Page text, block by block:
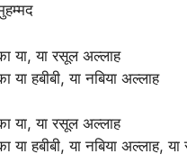
या, या रसूल अल्लाह
हबीबी, या नबिया अल्लाह
या, या रसूल अल्लाह
या हबीबी, या नबिया अल्लाह,